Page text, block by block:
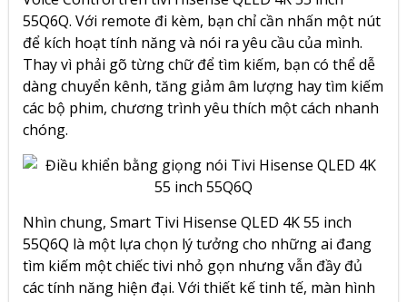
55Q6Q. Với remote đi kèm, bạn chỉ cần nhấn một nút
để kích hoạt tính năng và nói ra yêu cầu của mình.
Thay vì phải gõ từng chữ để tìm kiếm, bạn có thể dễ
dàng chuyển kênh, tăng giảm âm lượng hay tìm kiếm
các bộ phim, chương trình yêu thích một cách nhanh
chóng.
Nhìn chung, Smart Tivi Hisense QLED 4K 55 inch
55Q6Q là một lựa chọn lý tưởng cho những ai đang
tìm kiếm một chiếc tivi nhỏ gọn nhưng vẫn đầy đủ
các tính năng hiện đại. Với thiết kế tinh tế, màn hình